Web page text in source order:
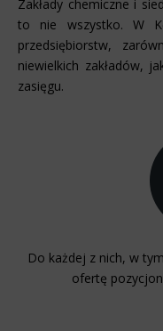
Zakłady chemiczne i
to nie wszystko. W
przedsiębiorstw,
niewielkich zakładów,
zasięgu.
Do każdej z nich, w
ofertę